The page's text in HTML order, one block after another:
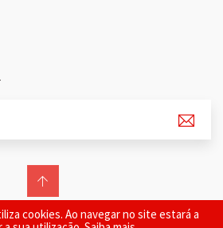
cookies. Ao navegar no site estará a
Todos os direitos reservados.